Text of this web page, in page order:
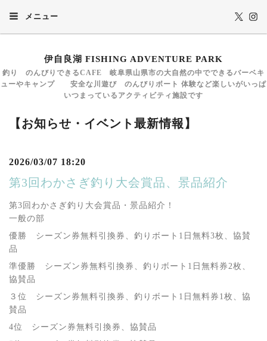
メニュー
伊自良湖 FISHING ADVENTURE PARK
釣り のんびりできるCAFE 岐阜県山県市の大自然の中でできるバーベキ
ューやキャンプ 安全な川遊び のんびりボート 体験など楽しいがいっぱ
いつまっているアクティビティ施設です
【お知らせ・イベント最新情報】
2026/03/07 18:20
第3回わかさぎ釣り大会賞品、景品紹介
第3回わかさぎ釣り大会賞品・景品紹介！
一般の部
優勝 シーズン券無料引換券、釣りボート1日無料3枚、協賛
品
準優勝 シーズン券無料引換券、釣りボート1日無料券2枚、
協賛品
３位 シーズン券無料引換券、釣りボート1日無料券1枚、協
賛品
4位 シーズン券無料引換券、協賛品